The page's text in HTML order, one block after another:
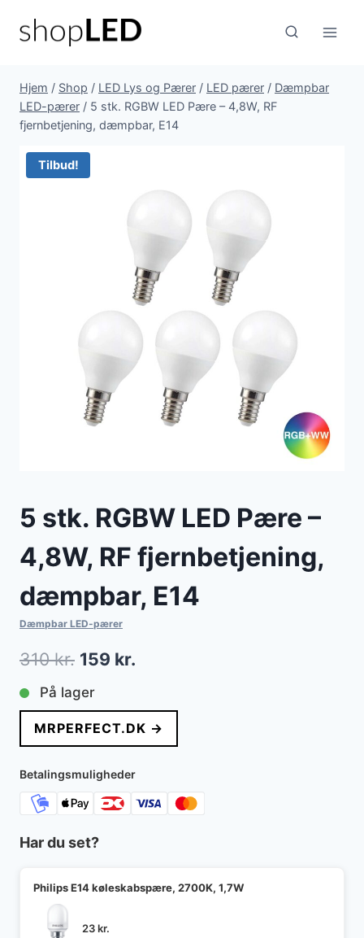
Hjem / Shop / LED Lys og Pærer / LED pærer / Dæmpbar
LED-pærer / 5 stk. RGBW LED Pære – 4,8W, RF
fjernbetjening, dæmpbar, E14
Tilbud!
5 stk. RGBW LED Pære –
4,8W, RF fjernbetjening,
dæmpbar, E14
Dæmpbar LED-pærer
310kr. Den
oprindelige
pris
var:
310 kr..
159 kr.
pris
er:
159 kr..
På lager
MRPERFECT.DK →
Betalingsmuligheder
Har du set?
Philips E14 køleskabspære, 2700K, 1,7W
23kr.